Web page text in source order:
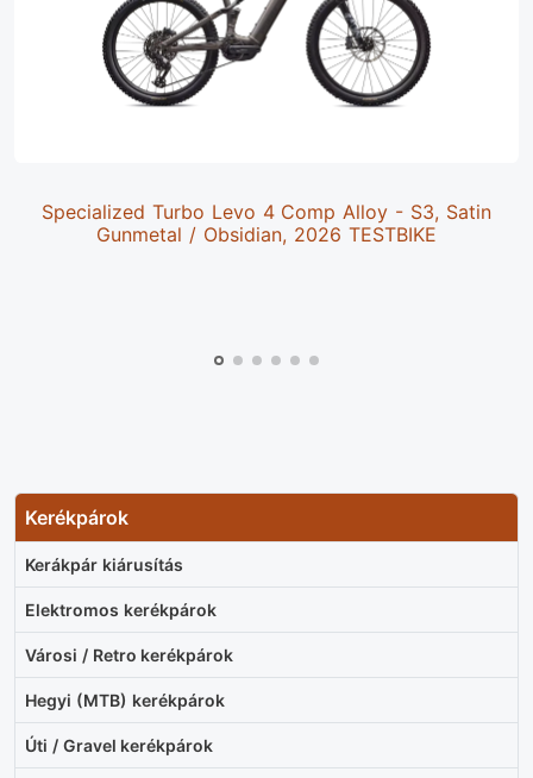
Kerékpárok
Kerákpár kiárusítás
Elektromos kerékpárok
Városi / Retro kerékpárok
Hegyi (MTB) kerékpárok
Úti / Gravel kerékpárok
Specialized Turbo Levo 4 Comp Alloy - S3, Satin
Gunmetal / Obsidian, 2026 TESTBIKE